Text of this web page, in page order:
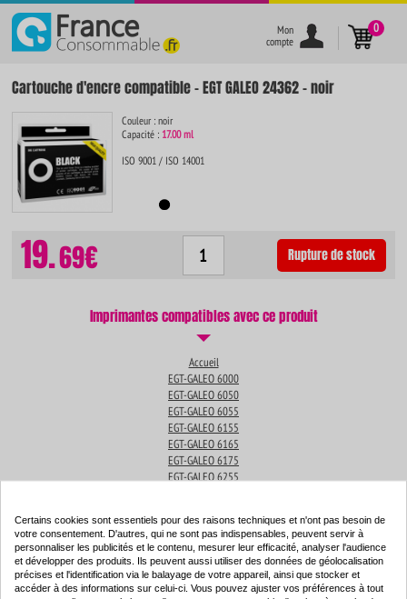
}
Mon
compte
0
Cartouche d'encre compatible - EGT GALEO 24362 - noir
Couleur : noir
Capacité : 17.00 ml
ISO 9001 / ISO 14001
19.69€ Rupture de stock
Imprimantes compatibles avec ce produit
Accueil
EGT-GALEO 6000
EGT-GALEO 6050
EGT-GALEO 6055
EGT-GALEO 6155
EGT-GALEO 6165
EGT-GALEO 6175
EGT-GALEO 6255
Produits associés
Certains cookies sont essentiels pour des raisons techniques et n'ont pas besoin de
votre consentement. D'autres, qui ne sont pas indispensables, peuvent servir à
personnaliser les publicités et le contenu, mesurer leur efficacité, analyser l'audience
et développer des produits. Ils peuvent aussi utiliser des données de géolocalisation
précises et l'identification via le balayage de votre appareil, ainsi que stocker et
accéder à des informations sur celui-ci. Vous pouvez ajuster vos préférences à tout